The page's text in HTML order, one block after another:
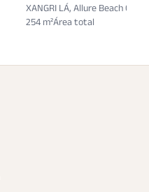
XANGRI LÁ, Allure Beach
254 m²